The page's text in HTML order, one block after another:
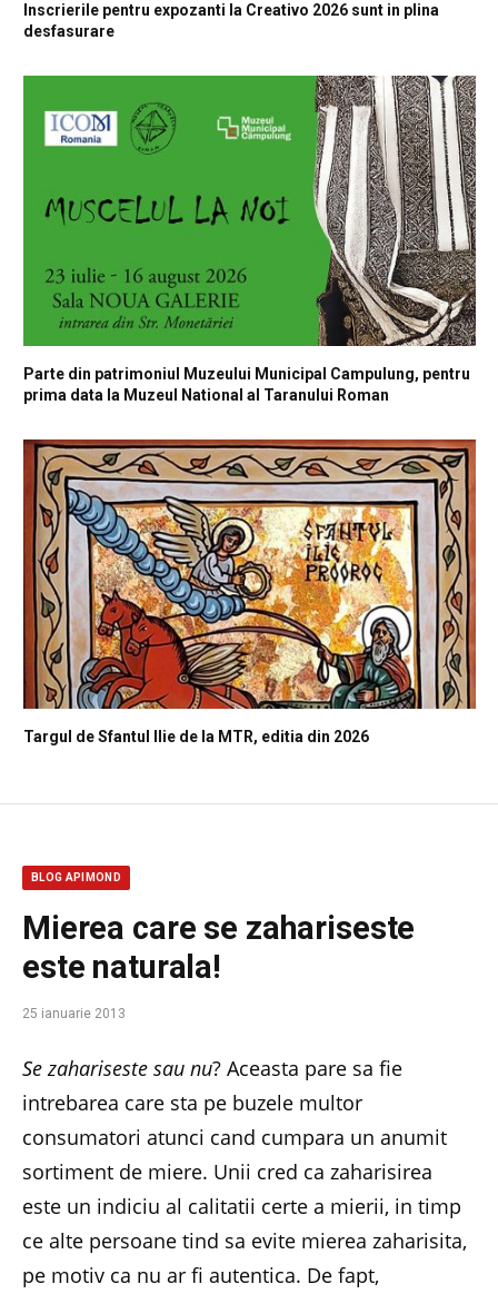
Inscrierile pentru expozanti la Creativo 2026 sunt in plina
desfasurare
Parte din patrimoniul Muzeului Municipal Campulung, pentru
prima data la Muzeul National al Taranului Roman
Targul de Sfantul Ilie de la MTR, editia din 2026
BLOG APIMOND
Mierea care se zahariseste
este naturala!
25 ianuarie 2013
Se zahariseste sau nu? Aceasta pare sa fie
intrebarea care sta pe buzele multor
consumatori atunci cand cumpara un anumit
sortiment de miere. Unii cred ca zaharisirea
este un indiciu al calitatii certe a mierii, in timp
ce alte persoane tind sa evite mierea zaharisita,
pe motiv ca nu ar fi autentica. De fapt,